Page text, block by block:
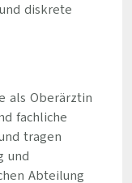
diskrete
als Oberärztin
fachliche
tragen
und
Abteilung